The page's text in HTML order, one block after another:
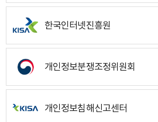
한국인터넷진흥원
개인정보분쟁조정위원회
개인정보침해신고센터